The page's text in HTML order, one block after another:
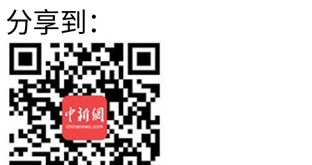
分享到：